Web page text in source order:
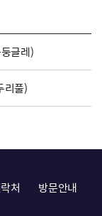
글레)
리풀)
처
방문안내